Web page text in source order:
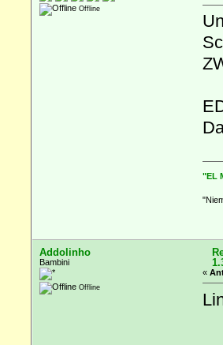
Offline
"EL
Addolinho
Bambini
Offline
«